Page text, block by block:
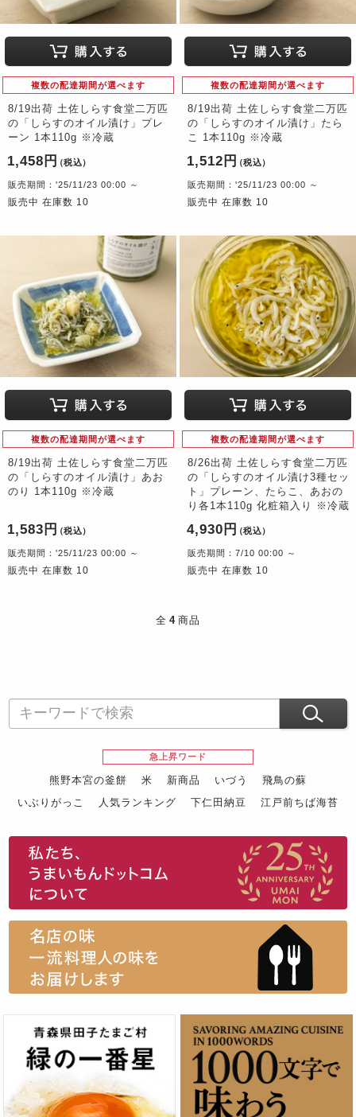
複数の配達期間が選べます
8/19出荷 土佐しらす食堂二万匹
の「しらすのオイル漬け」プレ
ーン 1本110g ※冷蔵
1,458円 （税込）
販売期間：'25/11/23 00:00 ～
販売中 在庫数 10
複数の配達期間が選べます
8/19出荷 土佐しらす食堂二万匹
の「しらすのオイル漬け」たら
こ 1本110g ※冷蔵
1,512円 （税込）
販売期間：'25/11/23 00:00 ～
販売中 在庫数 10
複数の配達期間が選べます
8/19出荷 土佐しらす食堂二万匹
の「しらすのオイル漬け」あお
のり 1本110g ※冷蔵
1,583円 （税込）
販売期間：'25/11/23 00:00 ～
販売中 在庫数 10
複数の配達期間が選べます
8/26出荷 土佐しらす食堂二万匹
の「しらすのオイル漬け3種セッ
ト」プレーン、たらこ、あおの
り各1本110g 化粧箱入り ※冷蔵
4,930円 （税込）
販売期間：7/10 00:00 ～
販売中 在庫数 10
全 4 商品
急上昇ワード
熊野本宮の釜餅 米 新商品 いづう
飛鳥の蘇
いぶりがっこ
人気ランキング 下仁田納豆
江戸前ちば海苔